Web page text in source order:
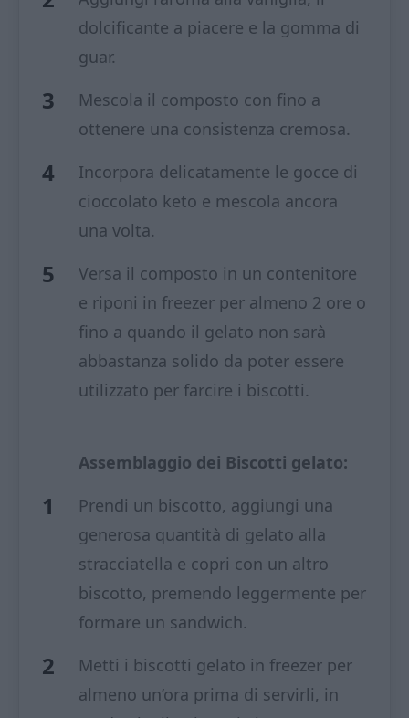
dolcificante a piacere e la gomma di
guar.
Mescola il composto con fino a
ottenere una consistenza cremosa.
Incorpora delicatamente le gocce di
cioccolato keto e mescola ancora
una volta.
Versa il composto in un contenitore
e riponi in freezer per almeno 2 ore o
fino a quando il gelato non sarà
abbastanza solido da poter essere
utilizzato per farcire i biscotti.
Assemblaggio dei Biscotti gelato:
Prendi un biscotto, aggiungi una
generosa quantità di gelato alla
stracciatella e copri con un altro
biscotto, premendo leggermente per
formare un sandwich.
Metti i biscotti gelato in freezer per
almeno un’ora prima di servirli, in